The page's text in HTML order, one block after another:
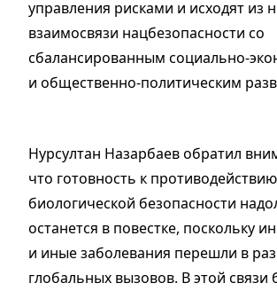
управления рисками и исходят из
взаимосвязи нацбезопасности со
сбалансированным социально-
и общественно-политическим
Нурсултан Назарбаев обратил
что готовность к
биологической безопасности
останется в повестке, поскольку
и иные заболевания перешли в
глобальных вызовов. В этой связи